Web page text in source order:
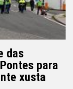
das
para
xusta